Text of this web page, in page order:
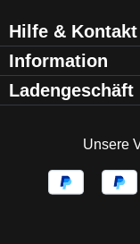
Hilfe & Kontakt
Information
Ladengeschäft
Unsere